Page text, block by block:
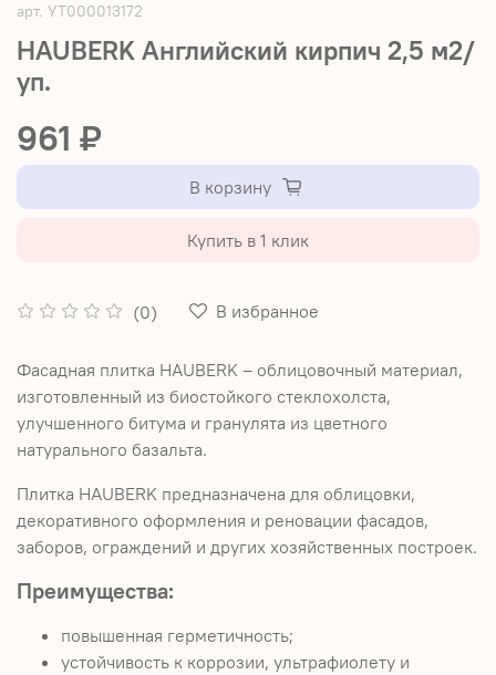
арт. УТ000013172
HAUBERK Английский кирпич 2,5 м2/
уп.
(0) В избранное
961 ₽
В корзину
Купить в 1 клик
Фасадная плитка HAUBERK – облицовочный материал,
изготовленный из биостойкого стеклохолста,
улучшенного битума и гранулята из цветного
натурального базальта.
Плитка HAUBERK предназначена для облицовки,
декоративного оформления и реновации фасадов,
заборов, ограждений и других хозяйственных построек.
Преимущества:
повышенная герметичность;
устойчивость к коррозии, ультрафиолету и